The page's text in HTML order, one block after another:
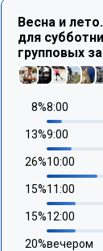
Весна и
для
групповых
8%8:00
13%9:00
26%10:00
15%11:00
15%12:00
20%вечером